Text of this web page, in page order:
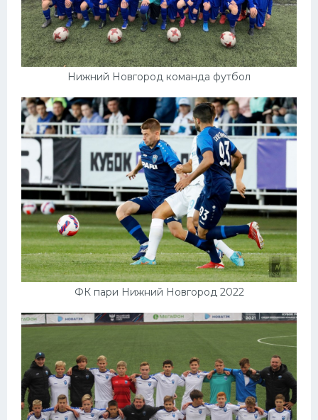
Нижний Новгород команда футбол
ФК пари Нижний Новгород 2022